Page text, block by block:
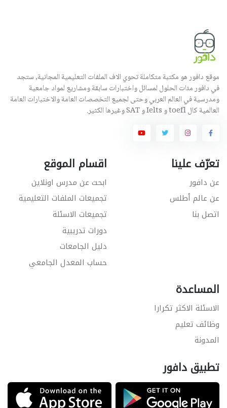
موقع دافور هو مكتبة متكاملة تحوي الاف الملفات التعليمية المجانية, ستجد
في دافور مئات الحلول لمسائل واختبارات سابقة ومشاريع لمواد جامعية
ومدرسية في العالم العربي وحتى لجميع التخصصات العامة والاختبارات العامة
العالمية كال toefl و Ielts و SAT وغيرها الكثير.
تعرّف علينا
عن دافور
عن عالم أطلس
اتصل بنا
اقسام الموقع
ابحث عن مدرس اونلاين
تجميعات الملفات التعليمية
تجميعات الاسئلة
دورات تدريبية
دليل الجامعات
حساب المعدل الجامعي
المساعدة
الاسئلة الاكثر تكرارا
وظائف تعليم
المدونة
تطبيق دافور